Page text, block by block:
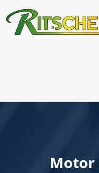
Motor